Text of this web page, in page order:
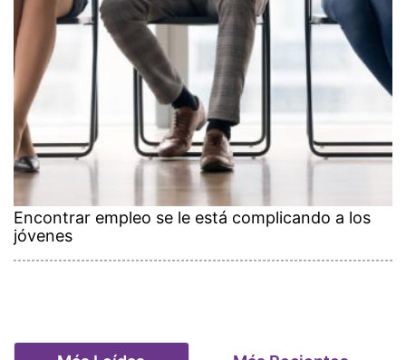
Encontrar empleo se le está complicando a los
jóvenes